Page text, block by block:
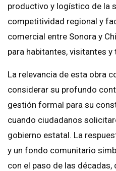
productivo y logístico de la
competitividad regional y
comercial entre Sonora y
para habitantes, visitantes
La relevancia de esta obra
considerar su profundo
gestión formal para su
cuando ciudadanos
gobierno estatal. La
y un fondo comunitario
con el paso de las